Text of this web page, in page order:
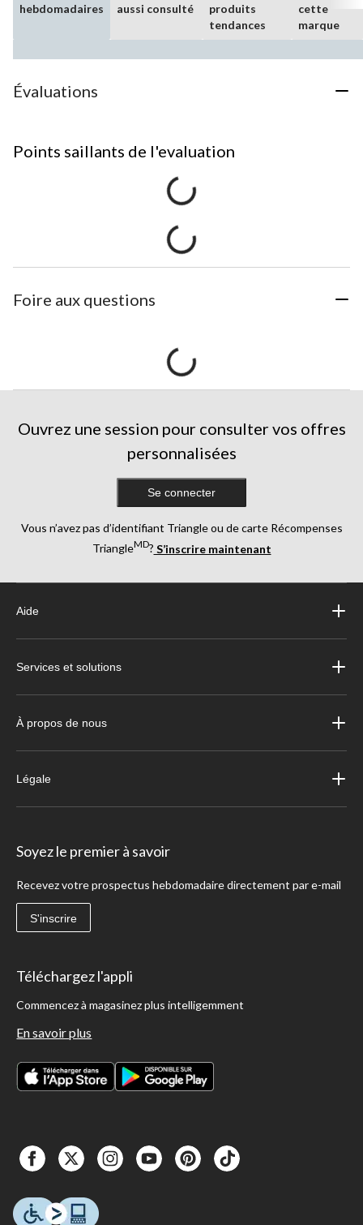
hebdomadaires
aussi consulté
produits
tendances
cette
marque
Évaluations
Points saillants de l'evaluation
Foire aux questions
Ouvrez une session pour consulter vos offres
personnalisées
Se connecter
Vous n’avez pas d’identifiant Triangle ou de carte Récompenses
TriangleMD? S’inscrire maintenant
Aide
Services et solutions
À propos de nous
Légale
Soyez le premier à savoir
Recevez votre prospectus hebdomadaire directement par e-mail
S'inscrire
Téléchargez l'appli
Commencez à magasinez plus intelligemment
En savoir plus